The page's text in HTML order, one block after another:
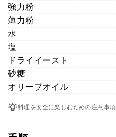
強力粉
薄力粉
水
塩
ドライイースト
砂糖
オリーブオイル
料理を安全に楽しむための注意事項